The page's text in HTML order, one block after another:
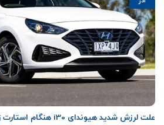
علت لرزش شدید هیوندای i30 هنگام استارت زدن